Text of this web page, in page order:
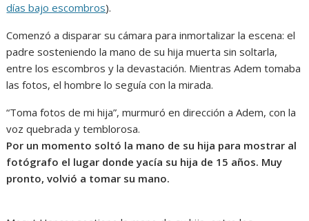
días bajo escombros).
Comenzó a disparar su cámara para inmortalizar la escena: el
padre sosteniendo la mano de su hija muerta sin soltarla,
entre los escombros y la devastación. Mientras Adem tomaba
las fotos, el hombre lo seguía con la mirada.
“Toma fotos de mi hija”, murmuró en dirección a Adem, con la
voz quebrada y temblorosa.
Por un momento soltó la mano de su hija para mostrar al
fotógrafo el lugar donde yacía su hija de 15 años. Muy
pronto, volvió a tomar su mano.